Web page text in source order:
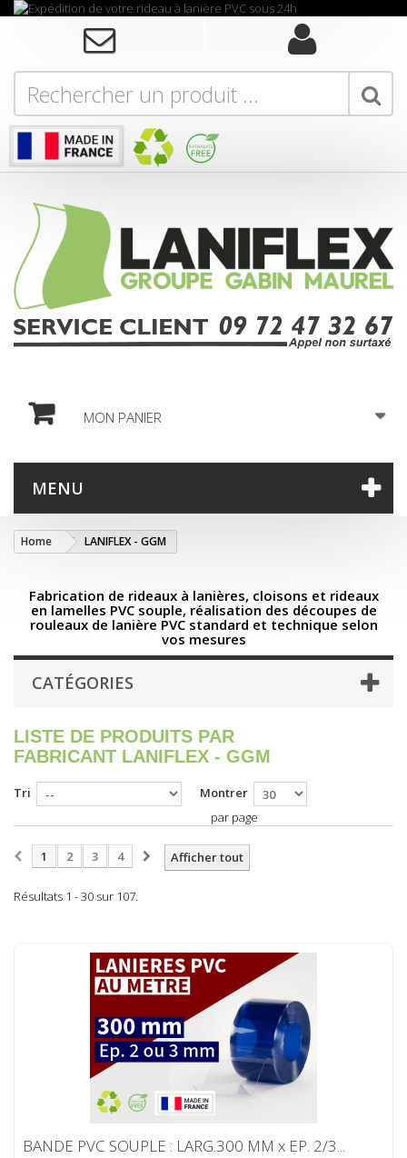
MON PANIER
MENU
Home LANIFLEX - GGM
Fabrication de rideaux à lanières, cloisons et rideaux
en lamelles PVC souple, réalisation des découpes de
rouleaux de lanière PVC standard et technique selon
vos mesures
CATÉGORIES
LISTE DE PRODUITS PAR
FABRICANT LANIFLEX - GGM
Tri
Montrer
par page
Afficher tout
1 2 3 4
Résultats 1 - 30 sur 107.
BANDE PVC SOUPLE : LARG.300 MM x EP. 2/3...